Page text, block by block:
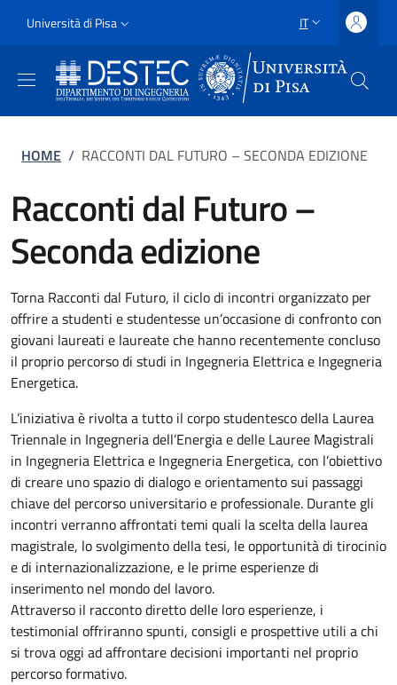
Slim
Università di Pisa SELETTORE
IT
Briciole di pane
HOME / RACCONTI DAL FUTURO – SECONDA EDIZIONE
Racconti dal Futuro –
Seconda edizione
Torna Racconti dal Futuro, il ciclo di incontri organizzato per
offrire a studenti e studentesse un’occasione di confronto con
giovani laureati e laureate che hanno recentemente concluso
il proprio percorso di studi in Ingegneria Elettrica e Ingegneria
Energetica.
L’iniziativa è rivolta a tutto il corpo studentesco della Laurea
Triennale in Ingegneria dell’Energia e delle Lauree Magistrali
in Ingegneria Elettrica e Ingegneria Energetica, con l’obiettivo
di creare uno spazio di dialogo e orientamento sui passaggi
chiave del percorso universitario e professionale. Durante gli
incontri verranno affrontati temi quali la scelta della laurea
magistrale, lo svolgimento della tesi, le opportunità di tirocinio
e di internazionalizzazione, e le prime esperienze di
inserimento nel mondo del lavoro.
Attraverso il racconto diretto delle loro esperienze, i
testimonial offriranno spunti, consigli e prospettive utili a chi
si trova oggi ad affrontare decisioni importanti nel proprio
percorso formativo.